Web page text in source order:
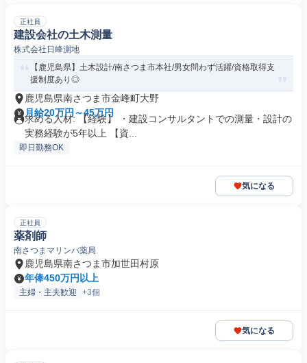
正社員
建設会社の土木測量
株式会社日峰測地
【鹿児島県】土木設計/南さつま市本社/男女問わず活躍/資格取得支
援制度あり◎
鹿児島県南さつま市金峰町大野
月給20万円～45万円
求める人材: 【経験】 ・建設コンサルタントでの測量・設計の
実務経験が5年以上 【資...
即日勤務OK
気になる
正社員
薬剤師
南さつまマリンバ薬局
鹿児島県南さつま市加世田村原
年俸450万円以上
主婦・主夫歓迎 +3個
気になる